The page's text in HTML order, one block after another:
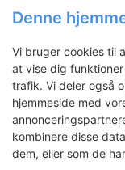
Denne
Vi bruger cookies til
at vise dig
trafik. Vi deler også
hjemmeside med
kombinere disse
dem, eller som de